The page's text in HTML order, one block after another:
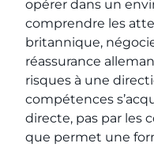
opérer dans un
comprendre les
britannique,
réassurance
risques à une
compétences
directe, pas par les
que permet une